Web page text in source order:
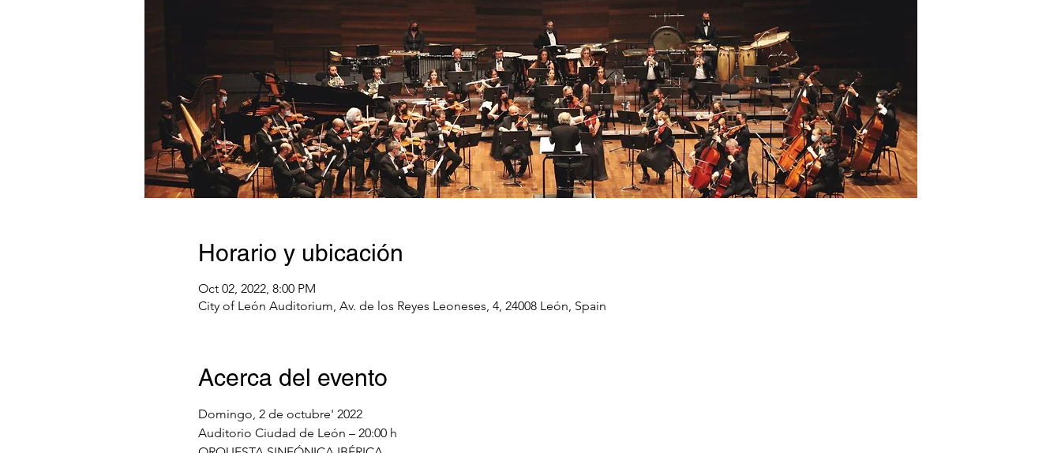
Horario y ubicación
Oct 02, 2022, 8:00 PM
City of León Auditorium, Av. de los Reyes Leoneses, 4, 24008 León, Spain
Acerca del evento
Domingo, 2 de octubre' 2022
Auditorio Ciudad de León – 20:00 h